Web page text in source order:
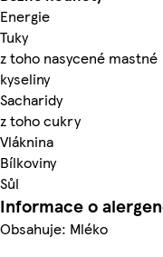
Energie
Tuky
z toho nasycené mastné
kyseliny
Sacharidy
z toho cukry
Vláknina
Bílkoviny
Sůl
Informace o
Obsahuje: Mléko